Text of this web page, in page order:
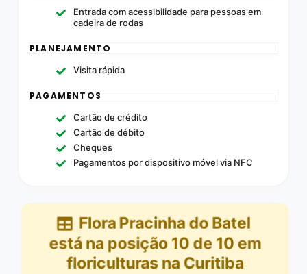
Entrada com acessibilidade para pessoas em
cadeira de rodas
PLANEJAMENTO
Visita rápida
PAGAMENTOS
Cartão de crédito
Cartão de débito
Cheques
Pagamentos por dispositivo móvel via NFC
Flora Pracinha do Batel
está na posição10 de 10 em
floriculturas na Curitiba